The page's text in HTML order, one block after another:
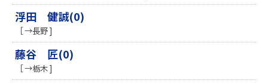
浮田 健誠(0)
［ →長野 ]
藤谷 匠(0)
［ →栃木 ]